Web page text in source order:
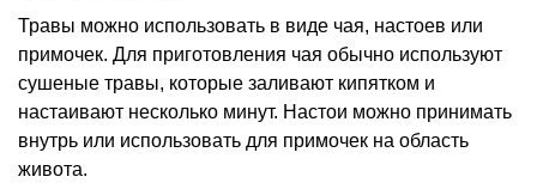
Травы можно использовать в виде чая, настоев или
примочек. Для приготовления чая обычно используют
сушеные травы, которые заливают кипятком и
настаивают несколько минут. Настои можно принимать
внутрь или использовать для примочек на область
живота.